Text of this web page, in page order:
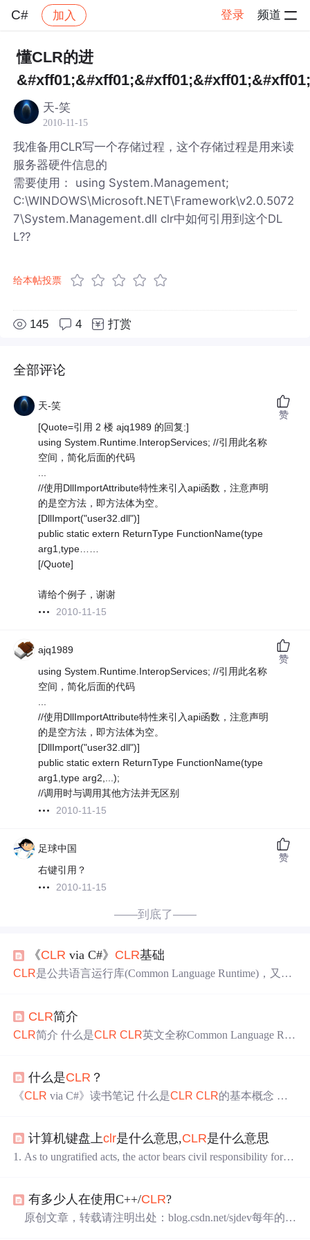
C# 加入 登录 频道
社区 C#
懂CLR的进
天-笑
2010-11-15
我准备用CLR写一个存储过程，这个存储过程是用来读
服务器硬件信息的
需要使用： using System.Management;
C:\WINDOWS\Microsoft.NET\Framework\v2.0.5072
7\System.Management.dll clr中如何引用到这个DL
L??
给本帖投票
145 4 打赏
全部评论
天-笑
[Quote=引用 2 楼 ajq1989 的回复:]
using System.Runtime.InteropServices; //引用此名称
空间，简化后面的代码
...
//使用DllImportAttribute特性来引入api函数，注意声明
的是空方法，即方法体为空。
[DllImport("user32.dll")]
public static extern ReturnType FunctionName(type
arg1,type……
[/Quote]
请给个例子，谢谢
2010-11-15
赞
ajq1989
using System.Runtime.InteropServices; //引用此名称
空间，简化后面的代码
...
//使用DllImportAttribute特性来引入api函数，注意声明
的是空方法，即方法体为空。
[DllImport("user32.dll")]
public static extern ReturnType FunctionName(type
arg1,type arg2,...);
//调用时与调用其他方法并无区别
2010-11-15
赞
足球中国
右键引用？
2010-11-15
赞
——到底了——
《CLR via C#》 CLR基础
CLR是公共语言运行库(Common Language Runtime)，又叫
向 CLR的所有语言使用。它负责资源管理（内存分配和垃
圾收集等），并保证应用和底层操作系统之间必要的分
CLR简介
CLR 简介 什么是CLR CLR英文全称Common Language Run
需要的环境，包括各种资源、各种操作等等。 通常来说，
不同语言、不同操作系统所需要的运行时环境都不一样。
需要的所有资源和环境。 而CLR提供了： 1、一个支持GC
的虚拟机，该虚拟机有自己的一套指令集，即CIL（公共
什么是CLR ？
《CLR via C#》读书笔记 什么是CLR CLR的基本概念 通
构(简称CLI)的微软实现版本，它定义了一个代码运行的环
境。CLR运行一种称为“通用中间语言”的字节码，这个是
计算机键盘上clr是什么意思,CLR是什么意思
1. As to ungratified acts, the actor bears civil responsibility for su
e transmit interrupt flag of the serial interface.
有多少人在使用C++/CLR?
原创文章，转载请注明出处：blog.csdn.net/sjdev每年的编